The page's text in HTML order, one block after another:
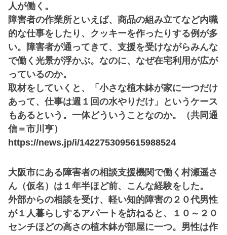
人が働く。
障害者の作業所といえば、商品の組み立てなど内職
的な仕事をしたり、クッキーを作ったりする例が多
い。障害者が通ってきて、支援を受けながらみんな
で働く光景が浮かぶ。なのに、なぜ在宅利用が広が
っているのか。
取材をしていくと、「小さな植木鉢が家に一つだけ
あって、仕事は週１回の水やりだけ」というケース
もあるという。一体どういうことなのか。（共同通
信＝市川亨）
https://news.jp/i/1422753095615988524
大阪市にある障害者の相談支援機関で働く村瀬遥さ
ん（仮名）は１年半ほど前、こんな経験をした。
外部からの相談を受け、軽い知的障害の２０代男性
が１人暮らしするアパートを訪ねると、１０～２０
センチほどの高さの植木鉢が部屋に一つ。男性は作